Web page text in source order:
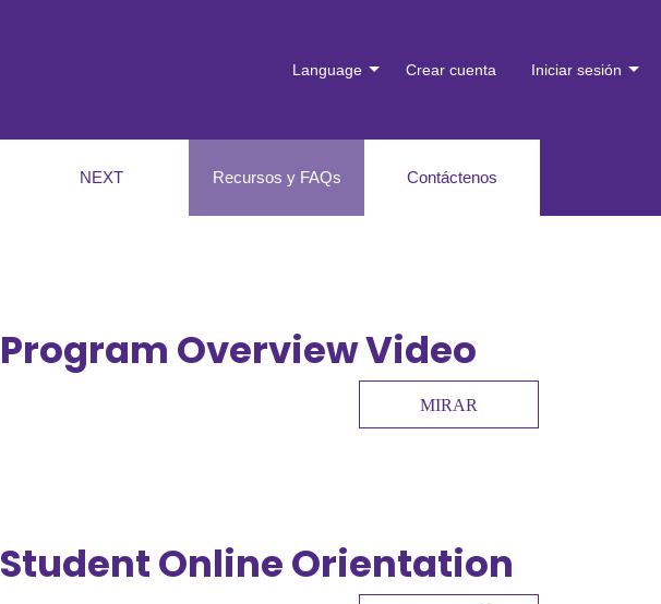
Language Crear cuenta Iniciar sesión
NEXT Recursos y FAQs Contáctenos
Program Overview Video
MIRAR
Student Online Orientation